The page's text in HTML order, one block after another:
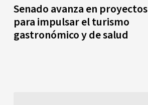
Senado avanza en proyectos
para impulsar el turismo
gastronómico y de salud